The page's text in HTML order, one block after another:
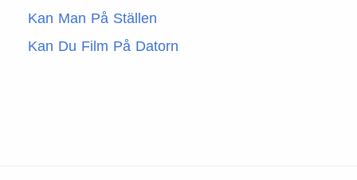
Kan Man På Ställen
Kan Du Film På Datorn